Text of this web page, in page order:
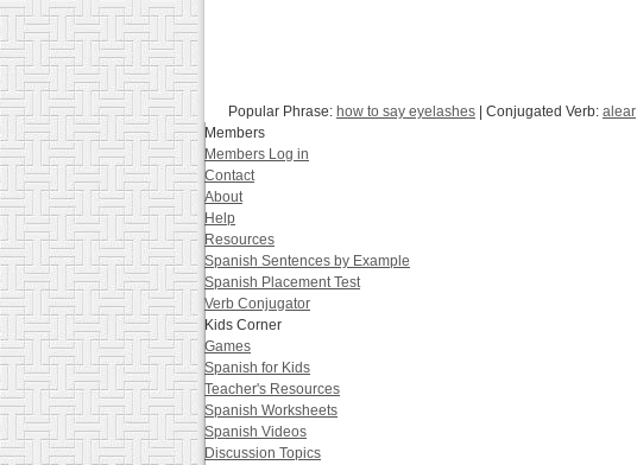
Popular Phrase: how to say eyelashes | Conjugated Verb: alear
Members
Members Log in
Contact
About
Help
Resources
Spanish Sentences by Example
Spanish Placement Test
Verb Conjugator
Kids Corner
Games
Spanish for Kids
Teacher's Resources
Spanish Worksheets
Spanish Videos
Discussion Topics